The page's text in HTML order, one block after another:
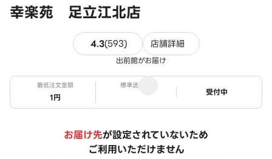
幸楽苑 足立江北店
4.3(593)593件のレビュー
店舗詳細
出前館がお届け
最低注文金額
1円
標準送料
ステータス
受付中
お届け先が設定されていないため
ご利用いただけません